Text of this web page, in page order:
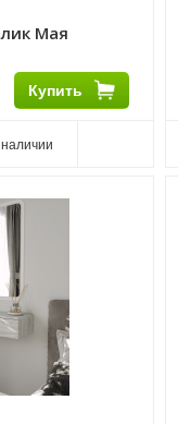
Мая
Купить